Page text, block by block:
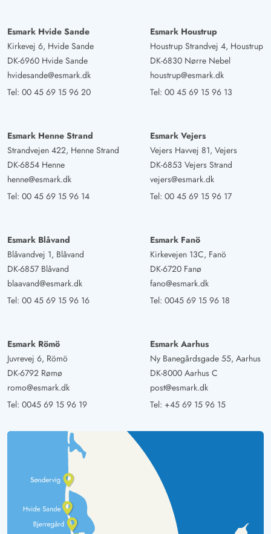
Esmark Hvide Sande
Kirkevej 6, Hvide Sande
DK-6960 Hvide Sande
hvidesande@esmark.dk
Tel: 00 45 69 15 96 20
Esmark Houstrup
Houstrup Strandvej 4, Houstrup
DK-6830 Nørre Nebel
houstrup@esmark.dk
Tel: 00 45 69 15 96 13
Esmark Henne Strand
Strandvejen 422, Henne Strand
DK-6854 Henne
henne@esmark.dk
Tel: 00 45 69 15 96 14
Esmark Vejers
Vejers Havvej 81, Vejers
DK-6853 Vejers Strand
vejers@esmark.dk
Tel: 00 45 69 15 96 17
Esmark Blåvand
Blåvandvej 1, Blåvand
DK-6857 Blåvand
blaavand@esmark.dk
Tel: 00 45 69 15 96 16
Esmark Fanö
Kirkevejen 13C, Fanö
DK-6720 Fanø
fano@esmark.dk
Tel: 0045 69 15 96 18
Esmark Römö
Juvrevej 6, Römö
DK-6792 Rømø
romo@esmark.dk
Tel: 0045 69 15 96 19
Esmark Aarhus
Ny Banegårdsgade 55, Aarhus
DK-8000 Aarhus C
post@esmark.dk
Tel: +45 69 15 96 15